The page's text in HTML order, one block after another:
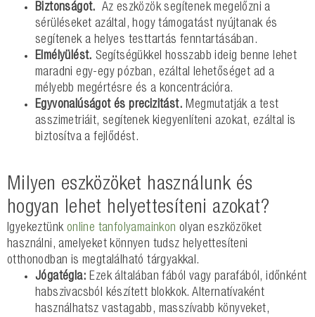
Biztonságot. Az eszközök segítenek megelőzni a
sérüléseket azáltal, hogy támogatást nyújtanak és
segítenek a helyes testtartás fenntartásában.
Elmélyülést. Segítségükkel hosszabb ideig benne lehet
maradni egy-egy pózban, ezáltal lehetőséget ad a
mélyebb megértésre és a koncentrációra.
Egyvonalúságot és precizitást. Megmutatják a test
asszimetriáit, segítenek kiegyenlíteni azokat, ezáltal is
biztosítva a fejlődést.
Milyen eszközöket használunk és
hogyan lehet helyettesíteni azokat?
Igyekeztünkonline tanfolyamainkon olyan eszközöket
használni, amelyeket könnyen tudsz helyettesíteni
otthonodban is megtalálható tárgyakkal.
Jógatégla: Ezek általában fából vagy parafából, időnként
habszivacsból készített blokkok. Alternatívaként
használhatsz vastagabb, masszívabb könyveket,